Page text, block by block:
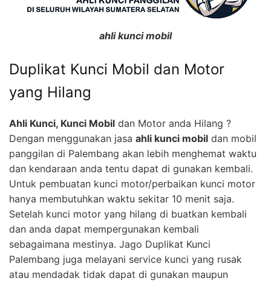
ahli kunci mobil
Duplikat Kunci Mobil dan Motor
yang Hilang
Ahli Kunci, Kunci Mobil dan Motor anda Hilang ?
Dengan menggunakan jasa ahli kunci mobil dan mobil
panggilan di Palembang akan lebih menghemat waktu
dan kendaraan anda tentu dapat di gunakan kembali.
Untuk pembuatan kunci motor/perbaikan kunci motor
hanya membutuhkan waktu sekitar 10 menit saja.
Setelah kunci motor yang hilang di buatkan kembali
dan anda dapat mempergunakan kembali
sebagaimana mestinya. Jago Duplikat Kunci
Palembang juga melayani service kunci yang rusak
atau mendadak tidak dapat di gunakan maupun